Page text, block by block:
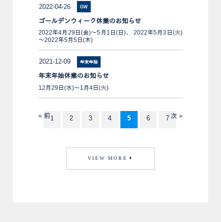
2022-04-26 GW
ゴールデンウィーク休業のお知らせ
2022年4月29日(金)～5月1日(日)、 2022年5月3日(火)
～2022年5月5日(木)
2021-12-09 年末年始
年末年始休業のお知らせ
12月29日(水)～1月4日(火)
« 前1 2 3 4 5 6 7 次 »
VIEW MORE